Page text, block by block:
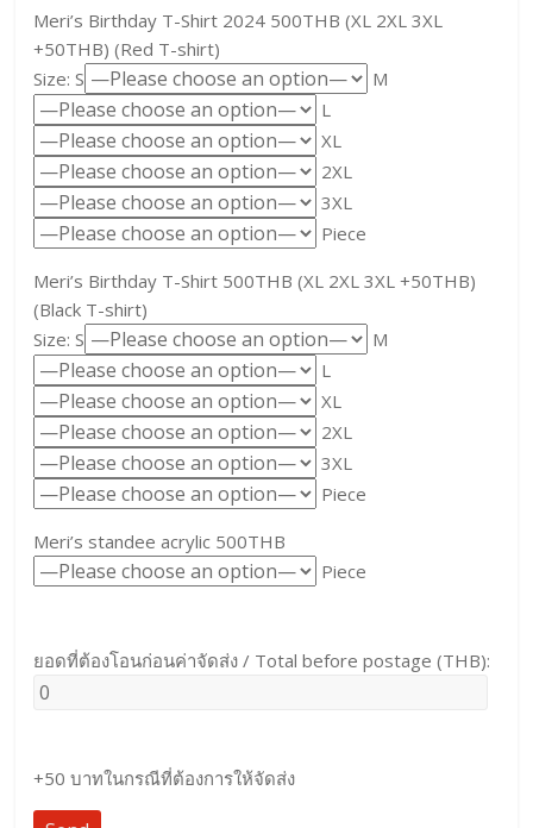
Meri’s Birthday T-Shirt 2024 500THB (XL 2XL 3XL
+50THB) (Red T-shirt)
Size: S
M
L
XL
2XL
3XL
Piece
Meri’s Birthday T-Shirt 500THB (XL 2XL 3XL +50THB)
(Black T-shirt)
Size: S
M
L
XL
2XL
3XL
Piece
Meri’s standee acrylic 500THB
Piece
ยอดที่ต้องโอนก่อนค่าจัดส่ง / Total before postage (THB):
+50 บาทในกรณีที่ต้องการให้จัดส่ง